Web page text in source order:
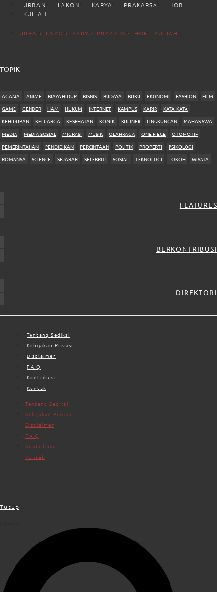
URBAN LAKON KARYA PRAKARSA
HOBI
KULIAH
URBAN LAKON KARYA PRAKARSA HOBI KULIAH
TOPIK
AGAMA ANIME BIAYA HIDUP BISNIS BUDAYA BUKU EKONOMI FASHION
FILM
GAME
GENDER HAM HUKUM INTERNET KAMPUS KARIR
KATA-KATA
KEHIDUPAN
KELUARGA KESEHATAN KOMIK KULINER LINGKUNGAN
MAHASISWA
MEDIA
MEDIA SOSIAL MIGRASI MUSIK OLAHRAGA ONE PIECE
OTOMOTIF
PEMERINTAHAN
PENDIDIKAN PERCINTAAN POLITIK PROPERTI
PSIKOLOGI
ROMANSA
SCIENCE SEJARAH SELEBRITI SOSIAL TEKNOLOGI TOKOH WISATA
FEATURES
BERKONTRIBUSI
DIREKTORI
Tentang Sediksi
Kebijakan Privasi
Disclaimer
F.A.Q
Kontribusi
Kontak
Tentang Sediksi
Kebijakan Privasi
Disclaimer
F.A.Q
Kontribusi
Kontak
Tutup